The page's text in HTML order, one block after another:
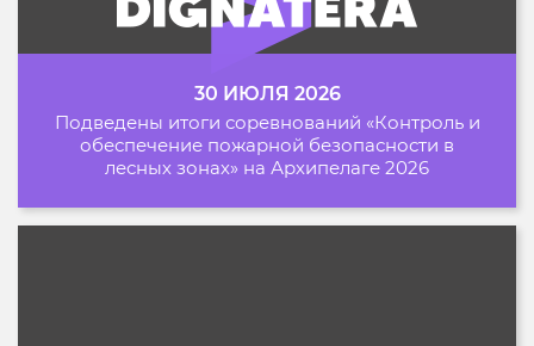
30 ИЮЛЯ 2026
Подведены итоги соревнований «Контроль и
обеспечение пожарной безопасности в
лесных зонах» на Архипелаге 2026